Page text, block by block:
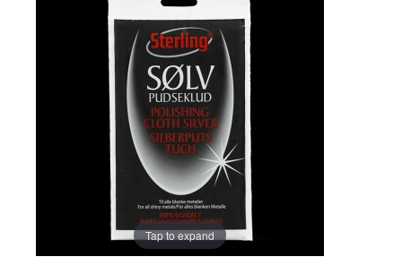
Tap to expand